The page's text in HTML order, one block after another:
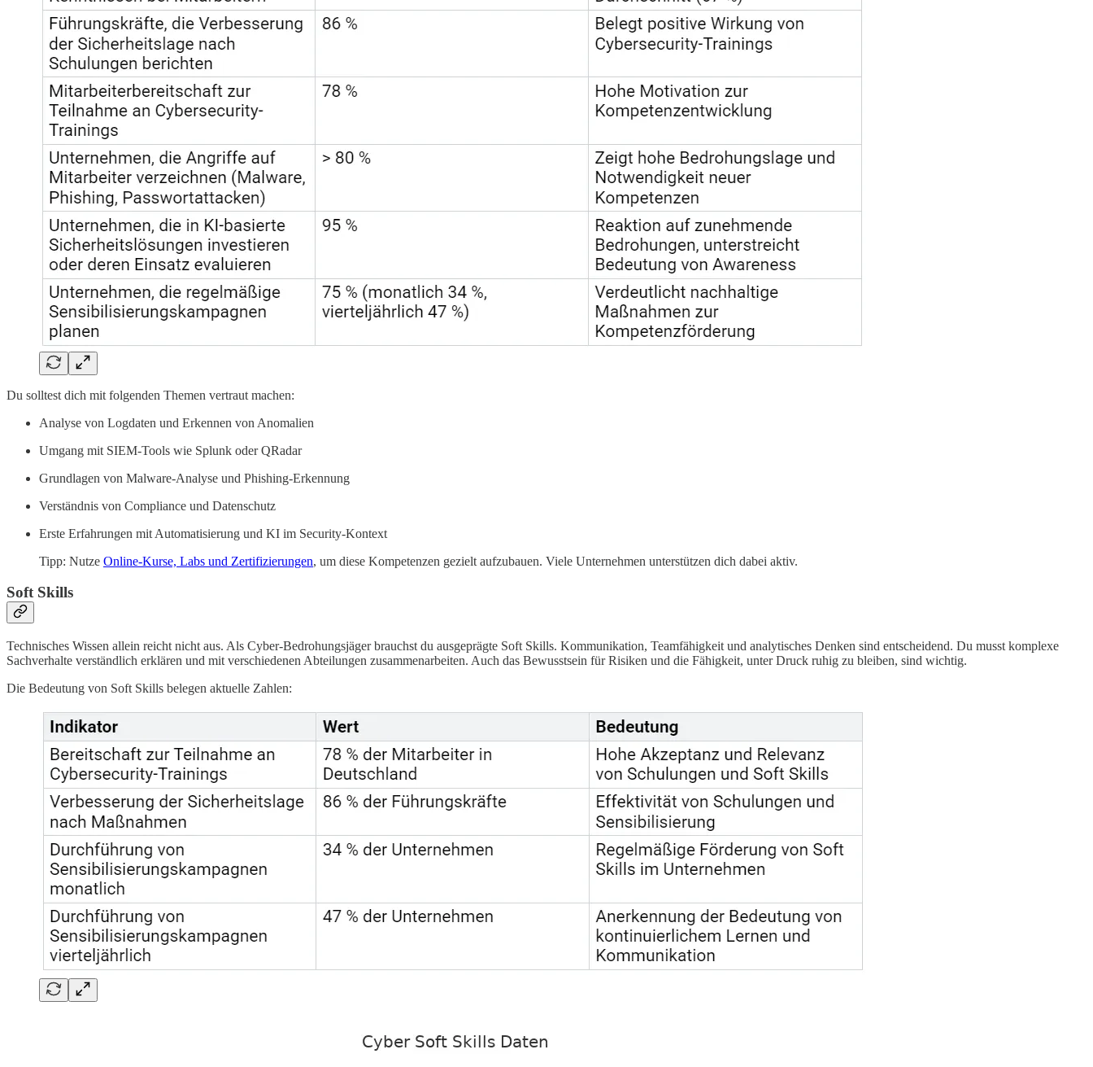
Du solltest dich mit folgenden Themen vertraut machen:
Analyse von Logdaten und Erkennen von Anomalien
Umgang mit SIEM-Tools wie Splunk oder QRadar
Grundlagen von Malware-Analyse und Phishing-Erkennung
Verständnis von Compliance und Datenschutz
Erste Erfahrungen mit Automatisierung und KI im Security-Kontext
Tipp: Nutze Online-Kurse, Labs und Zertifizierungen, um diese Kompetenzen gezielt aufzubauen. Viele Unternehmen unterstützen dich dabei aktiv.
Soft Skills
Technisches Wissen allein reicht nicht aus. Als Cyber-Bedrohungsjäger brauchst du ausgeprägte Soft Skills. Kommunikation, Teamfähigkeit und analytisches Denken sind entscheidend. Du musst komplexe
Sachverhalte verständlich erklären und mit verschiedenen Abteilungen zusammenarbeiten. Auch das Bewusstsein für Risiken und die Fähigkeit, unter Druck ruhig zu bleiben, sind wichtig.
Die Bedeutung von Soft Skills belegen aktuelle Zahlen: